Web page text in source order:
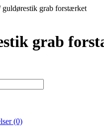
guldørestik grab forstærket
grab
(0)